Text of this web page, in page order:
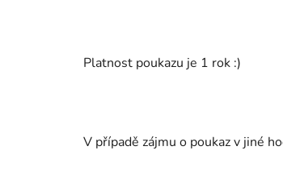
Platnost poukazu je 1 rok :)
V případě zájmu o poukaz v jiné